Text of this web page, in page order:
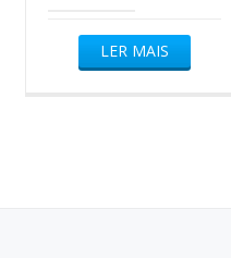
LER MAIS